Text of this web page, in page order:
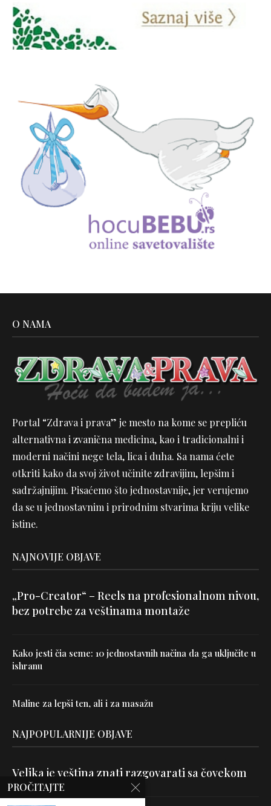
O NAMA
Portal “Zdrava i prava” je mesto na kome se prepliću
alternativna i zvanična medicina, kao i tradicionalni i
moderni načini nege tela, lica i duha. Sa nama ćete
otkriti kako da svoj život učinite zdravijim, lepšim i
sadržajnijim. Pisaćemo što jednostavnije, jer verujemo
da se u jednostavnim i prirodnim stvarima kriju velike
istine.
NAJNOVIJE OBJAVE
„Pro-Creator“ – Reels na profesionalnom nivou,
bez potrebe za veštinama montaže
Kako jesti čia seme: 10 jednostavnih načina da ga uključite u
ishranu
Maline za lepši ten, ali i za masažu
NAJPOPULARNIJE OBJAVE
Velika je veština znati razgovarati sa čovekom
PROČITAJTE